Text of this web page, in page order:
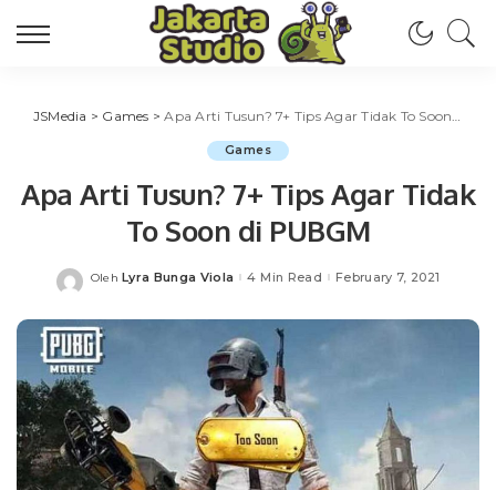
JSMedia > Games >Apa Arti Tusun? 7+ Tips Agar Tidak To Soon di PUBGM
Games
Apa Arti Tusun? 7+ Tips Agar Tidak
To Soon di PUBGM
Posted
Oleh Lyra Bunga Viola 4 Min Read February 7, 2021